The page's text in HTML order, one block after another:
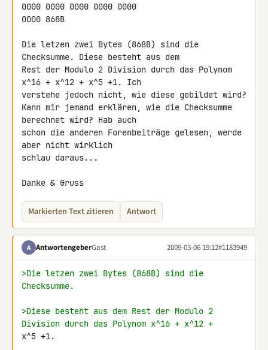
0000 0000 0000 0000 0000
0000 868B
Die letzen zwei Bytes (868B) sind die
Checksumme. Diese besteht aus dem
Rest der Modulo 2 Division durch das Polynom
x^16 + x^12 + x^5 +1. Ich
verstehe jedoch nicht, wie diese gebildet wird?
Kann mir jemand erklären, wie die Checksumme
berechnet wird? Hab auch
schon die anderen Forenbeiträge gelesen, werde
aber nicht wirklich
schlau daraus...
Danke & Gruss
Markierten Text zitieren Antwort
A AntwortengeberGast 2009-03-06 19:12#1183949
>Die letzen zwei Bytes (868B) sind die
Checksumme.
>Diese besteht aus dem Rest der Modulo 2
Division durch das Polynom x^16 + x^12 +
x^5 +1.